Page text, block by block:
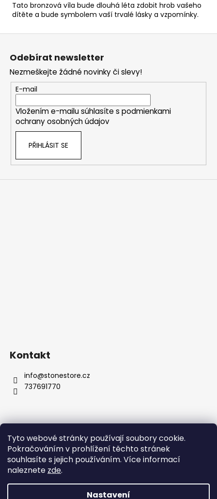
Tyto webové stránky používají soubory cookie.
Pokračováním v prohlížení těchto stránek
souhlasíte s jejich používáním. Více informací
naleznete zde.
Nastavení
Tato bronzová víla bude dlouhá léta zdobit hrob vašeho
dítěte a bude symbolem vaší trvalé lásky a vzpomínky.
Odebírat newsletter
Nezmeškejte žádné novinky či slevy!
E-mail
Vložením e-mailu súhlasíte s podmienkami
ochrany osobných údajov
PŘIHLÁSIT SE
Kontakt
info@stonestore.cz
737691770
Obchodní podmínky Podmínky ochrany osobních údajů
Velkoobchod
Kontakty